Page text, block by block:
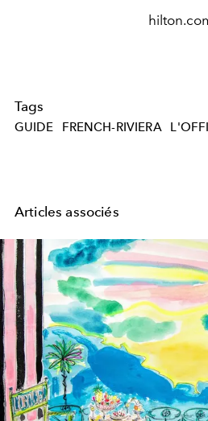
Tags
GUIDE FRENCH-RIVIERA
Articles associés